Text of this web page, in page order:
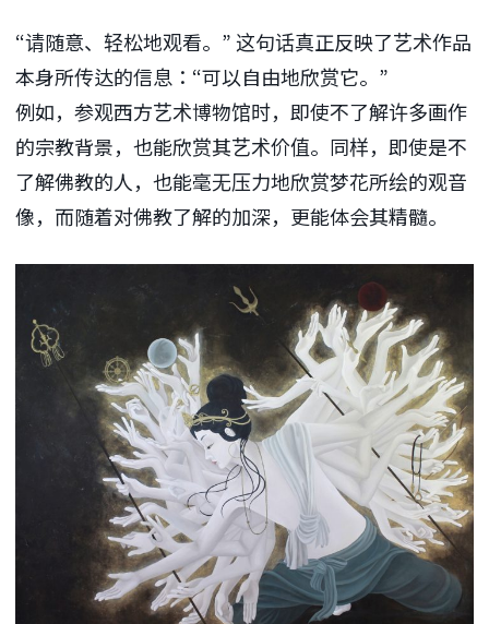
“请随意、轻松地观看。” 这句话真正反映了艺术作品
本身所传达的信息：“可以自由地欣赏它。”
例如，参观西方艺术博物馆时，即使不了解许多画作
的宗教背景，也能欣赏其艺术价值。同样，即使是不
了解佛教的人，也能毫无压力地欣赏梦花所绘的观音
像，而随着对佛教了解的加深，更能体会其精髓。